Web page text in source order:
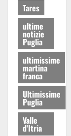
Tares
ultime
notizie
Puglia
ultimissime
martina
franca
Ultimissime
Puglia
Valle
d'Itria